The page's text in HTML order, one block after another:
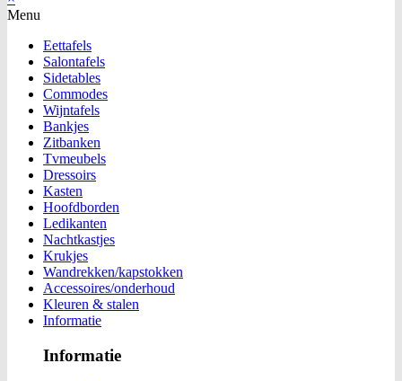
Menu
Eettafels
Salontafels
Sidetables
Commodes
Wijntafels
Bankjes
Zitbanken
Tvmeubels
Dressoirs
Kasten
Hoofdborden
Ledikanten
Nachtkastjes
Krukjes
Wandrekken/kapstokken
Accessoires/onderhoud
Kleuren & stalen
Informatie
Informatie